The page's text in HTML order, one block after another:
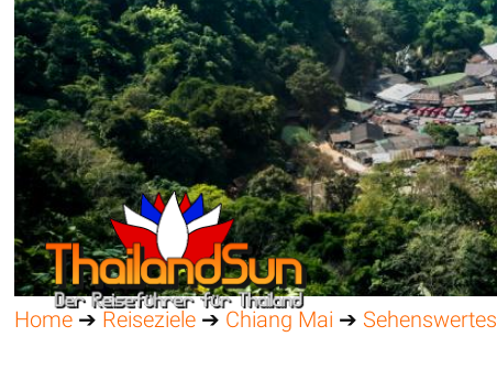
Home ➔ Reiseziele ➔ Chiang Mai ➔ Sehenswertes